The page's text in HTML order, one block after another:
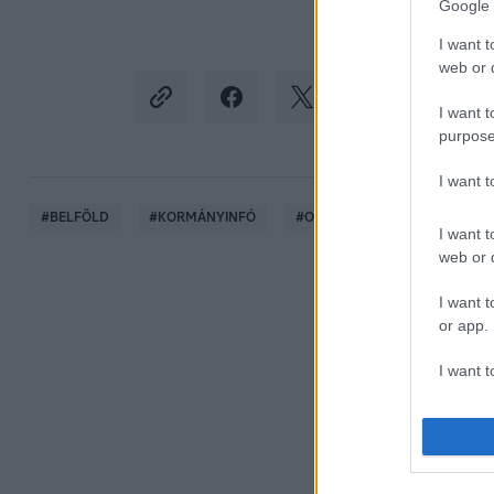
Google
I want
web or
I want
I want
I want
web or
I want
or app.
I want
I want
#BELFÖLD #KORMÁNYINFÓ #ORBÁN VIKTOR